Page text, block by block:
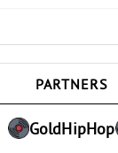
PARTNERS
GoldHipHop